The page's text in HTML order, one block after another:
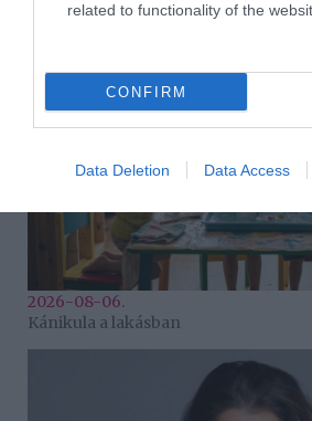
related to functionality of the
CONFIRM
Data Deletion Data Access
2026-08-06.
Kánikula a lakásban